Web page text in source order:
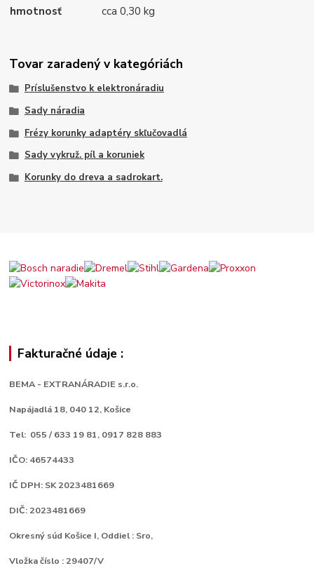
hmotnosť
cca 0,30 kg
Tovar zaradený v kategóriách
Príslušenstvo k elektronáradiu
Sady náradia
Frézy korunky adaptéry skľučovadlá
Sady vykruž. píl a koruniek
Korunky do dreva a sadrokart.
Fakturačné údaje :
BEMA - EXTRANÁRADIE s.r.o.
Napájadlá 18, 040 12, Košice
Tel: 055 / 633 19 81, 0917 828 883
IČO: 46574433
IČ DPH: SK 2023481669
DIČ: 2023481669
Okresný súd Košice I, Oddiel : Sro,
Vložka číslo : 29407/V